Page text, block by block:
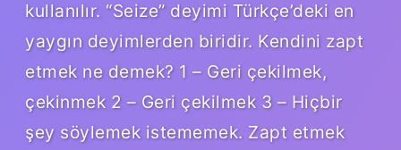
kullanılır. “Seize” deyimi Türkçe’deki en
yaygın deyimlerden biridir. Kendini zapt
etmek ne demek? 1 – Geri çekilmek,
çekinmek 2 – Geri çekilmek 3 – Hiçbir
şey söylemek istememek. Zapt etmek